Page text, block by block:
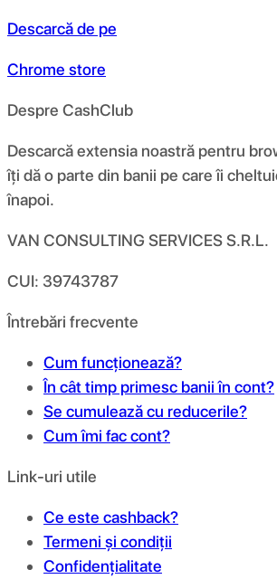
Descarcă de pe
Chrome store
Despre CashClub
Descarcă extensia noastră pentru
îți dă o parte din banii pe care îi
înapoi.
VAN CONSULTING SERVICES S.R.L.
CUI: 39743787
Întrebări frecvente
Cum funcționează?
În cât timp primesc banii în cont?
Se cumulează cu reducerile?
Cum îmi fac cont?
Link-uri utile
Ce este cashback?
Termeni și condiții
Confidențialitate